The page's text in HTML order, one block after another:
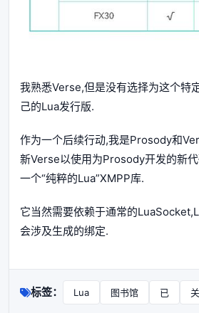
我熟悉Verse,但是没有选择为这个特
己的Lua发行版.
作为一个后续行动,我是Prosody和
新Verse以使用为Prosody开发的新
一个“纯粹的Lua”XMPP库.
它当然需要依赖于通常的
会涉及生成的绑定.
标签： Lua 图书馆 已